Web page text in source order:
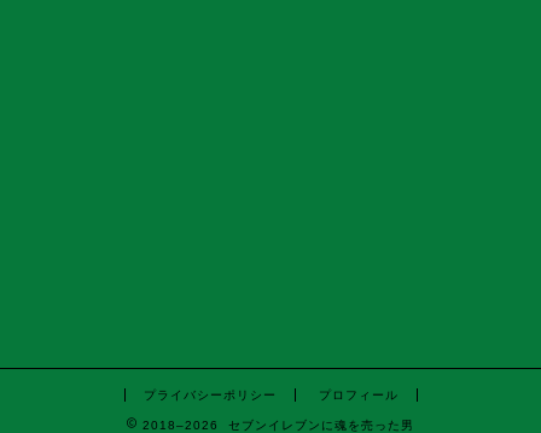
プライバシーポリシー プロフィール
2018–2026 セブンイレブンに魂を売った男